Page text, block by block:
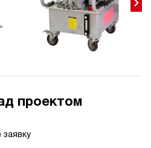
Охладитель рабочей жидкости
проектом
заявку